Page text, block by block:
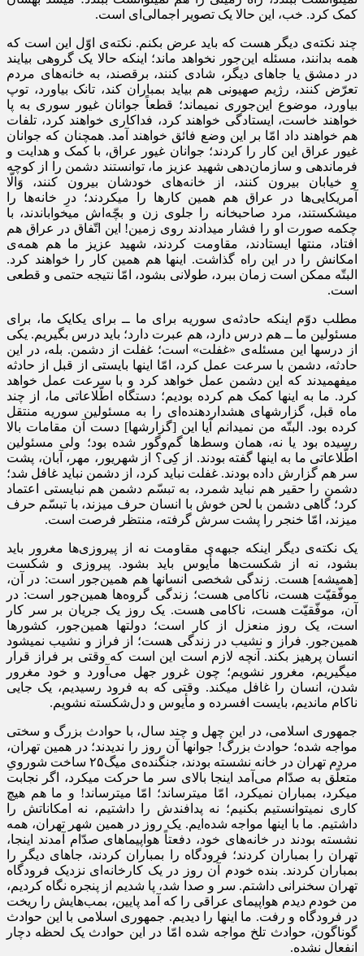
کمک کرد. خب، این حالا یک تصویر اجمالی‌ای است.
چند نکته‌ی دیگر هست که باید عرض بکنم. نکته‌ی اوّل این است که
همه بدانند، مسئله این‌جور نخواهد ماند؛ اینکه حالا یک گروهی بیایند
در دمشق یا جاهای دیگر، شادی کنند، برقصند، به خانه‌های مردم
تعرّض کنند، رژیم صهیونی هم بیاید بمباران کند، تانک بیاورد، توپ
بیاورد، موضوع این‌جوری نمیماند؛ قطعاً جوانان غیور سوری به پا
خواهند خاست، ایستادگی خواهند کرد، فداکاری خواهند کرد، تلفات
هم خواهند داد امّا بر این وضع فائق خواهند آمد. همچنان که جوانان
غیور عراق این کار را کردند؛ جوانان غیور عراق، با کمک و هدایت و
فرماندهی و سازمان‌دهی شهید عزیز ما، توانستند دشمن را از کوچه
و خیابان بیرون کنند، از خانه‌های خودشان بیرون کنند، وَالّا
آمریکایی‌ها در عراق هم همین کارها را میکردند؛ درِ خانه‌ها را
میشکستند، مرد صاحبخانه را جلوی زن و بچّه‌اش میخواباندند، با
چکمه صورت او را فشار میدادند روی زمین! این اتّفاق در عراق هم
افتاد، منتها ایستادند، مقاومت کردند، شهید عزیز ما هم همه‌ی
امکانش را در این راه گذاشت. اینها هم همین کار را خواهند کرد.
البتّه ممکن است زمان ببرد، طولانی بشود، امّا نتیجه حتمی و قطعی
است.
مطلب دوّم اینکه حادثه‌ی سوریه برای ما ــ برای یکایک ما، برای
مسئولین ما ــ هم درس دارد، هم عبرت دارد؛ باید درس بگیریم. یکی
از درسها این مسئله‌ی «غفلت» است؛ غفلت از دشمن. بله، در این
حادثه، دشمن با سرعت عمل کرد، امّا اینها بایستی از قبل از حادثه
میفهمیدند که این دشمن عمل خواهد کرد و با سرعت عمل خواهد
کرد. ما به اینها کمک هم کرده بودیم؛ دستگاه اطّلاعاتی ما، از چند
ماه قبل، گزارشهای هشداردهنده‌ای را به مسئولین سوریه منتقل
کرده بود. البتّه من نمیدانم آیا این [گزارشها] دست آن مقامات بالا
رسیده بود یا نه، همان وسط‌ها گم‌‌و‌گور شده بود؛ ولی مسئولین
اطّلاعاتی ما به اینها گفته بودند. از کِی؟ از شهریور، مهر، آبان، پشت
سر هم گزارش داده بودند. غفلت نباید کرد، از دشمن نباید غافل شد؛
دشمن را حقیر هم نباید شمرد، به تبسّم دشمن هم نبایستی اعتماد
کرد؛ گاهی دشمن با لحن خوش با انسان حرف میزند، با تبسّم حرف
میزند، امّا خنجر را پشت سرش گرفته، منتظر فرصت است.
یک نکته‌ی دیگر اینکه جبهه‌ی مقاومت نه از پیروزی‌ها مغرور باید
بشود، نه از شکست‌ها مأیوس باید بشود. پیروزی و شکست
[همیشه] هست. زندگی شخصی انسانها هم همین‌جور است: در آن،
موفّقیّت هست، ناکامی هست؛ زندگی گروه‌ها همین‌جور است: در
آن، موفّقیّت هست، ناکامی هست. یک روز یک جریان بر سر کار
است، یک روز منعزل از کار است؛ دولتها همین‌جور، کشورها
همین‌جور. فراز و نشیب در زندگی‌ هست؛ از فراز و نشیب نمیشود
انسان پرهیز بکند. آنچه لازم است این است که وقتی بر فراز قرار
میگیریم، مغرور نشویم؛ چون غرور جهل می‌آورد و خود مغرور
شدن، انسان را غافل میکند. وقتی که به فرود رسیدیم، یک جایی
ناکام ماندیم، بایست افسرده و مأیوس و دل‌شکسته نشویم.
جمهوری اسلامی، در این چهل و چند سال، با حوادث بزرگ و سختی
مواجه شده؛ حوادث بزرگ! جوانها آن روز را ندیدند؛ در همین تهران،
مردم تهران در خانه نشسته بودند، جنگنده‌ی میگ۲۵ ساخت شورویِ
متعلّق به صدّام می‌آمد اینجا بالای سر ما حرکت میکرد، اگر نجابت
میکرد، بمباران نمیکرد، امّا میترساند؛ امّا میترساند! و ما هم هیچ
کاری نمیتوانستیم بکنیم؛ نه پدافندش را داشتیم، نه امکاناتش را
داشتیم. ما با اینها مواجه شده‌ایم. یک روز در همین شهر تهران، همه
نشسته بودند در خانه‌های خود، دفعتاً هواپیماهای صدّام آمدند اینجا،
تهران را بمباران کردند؛ فرودگاه را بمباران کردند، جاهای دیگر را
بمباران کردند. بنده خودم آن روز در یک کارخانه‌ای نزدیک فرودگاه
تهران سخنرانی داشتم. سر و صدا شد، پا شدیم از پنجره نگاه کردیم،
من خودم دیدم هواپیمای عراقی را که آمد پایین، بمب‌هایش را ریخت
در فرودگاه و رفت. ما اینها را دیدیم. جمهوری اسلامی با این حوادث
گوناگون، حوادث تلخ مواجه شده امّا در این حوادث یک لحظه دچار
انفعال نشده.